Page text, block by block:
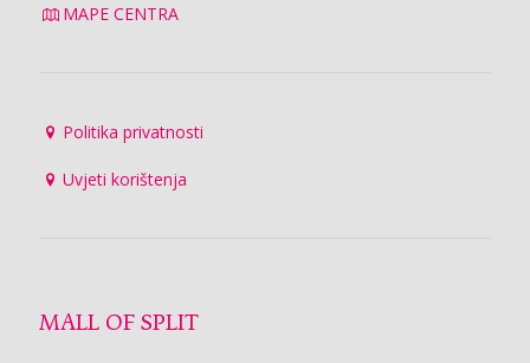
MAPE CENTRA
Politika privatnosti
Uvjeti korištenja
MALL OF SPLIT